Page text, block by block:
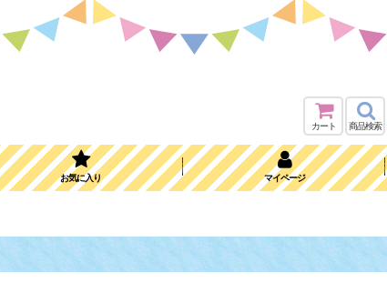
カート 商品検索
お気に入り マイページ